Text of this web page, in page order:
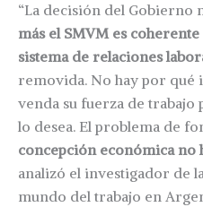
“La decisión del Gobierno
más el SMVM es
sistema de relaciones
removida. No hay por qué
venda su fuerza de
lo desea. El problema de
concepción económica no
analizó el investigador de
mundo del trabajo en